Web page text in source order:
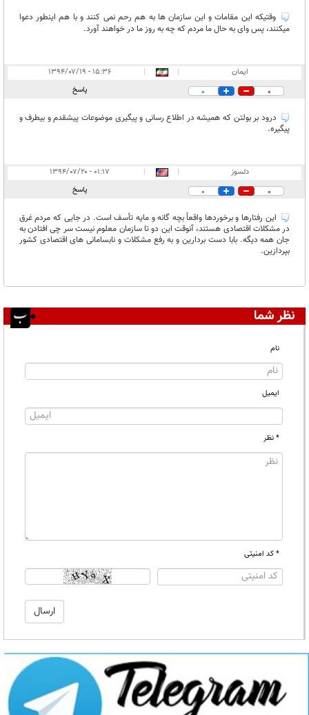
وقتیکه این مقامات و این سازمان ها به هم رحم نمی کنند و با هم اینطور دعوا
میکنند، پس وای به حال ما مردم که چه به روز ما در خواهند آورد.
ایمان |
|
۱۵:۳۶ - ۱۳۹۴/۰۷/۱۹
0
0 پاسخ
درود بر بولتن که همیشه در اطلاع رسانی و پیگیری موضوعات پیشقدم و بیطرف و
پیگیره.
دلسوز |
|
۰۱:۱۷ - ۱۳۹۴/۰۷/۲۰
0
0 پاسخ
این رفتارها و برخوردها واقعاً بچه گانه و مایه تأسف است. در جایی که مردم غرق
در مشکلات اقتصادی هستند، آنوقت این دو تا سازمان معلوم نیست سر چی افتادن به
جان همه دیگه. بابا دست بردارین و به رفع مشکلات و نابسامانی های اقتصادی کشور
بپردازین.
نظر شما
نام
ایمیل
* نظر
* کد امنیتی